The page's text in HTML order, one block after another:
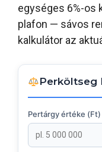
egységes 6%-os
plafon — sávos
kalkulátor az
Perköltseg
Pertárgy értéke (Ft)